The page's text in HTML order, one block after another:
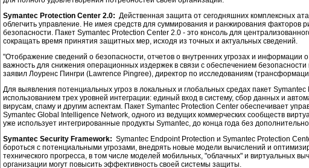
Symantec Protection Center 2.0: Действенная защита от сегодняшних комплексных
облегчить управление. Не имея средств для суммирования и ранжирования факторов
безопасности. Пакет Symantec Protection Center 2.0 - это консоль для
сокращать время принятия защитных мер, исходя из точных и актуальных сведений.
"Отображение сведений о безопасности, отчетов о внутренних угрозах и
важность для снижения операционных издержек в связи с обеспечением
заявил Лоуренс Пингри (Lawrence Pingree), директор по исследованиям
Для выявления потенциальных угроз в локальных и глобальных средах пакет
использованием трех уровней интеграции: единый вход в систему, сбор данных и
вирусам, спаму и другим аспектам. Пакет Symantec Protection Center обеспечивает
Symantec Global Intelligence Network, одного из ведущих коммерческих сообществ
уже использует интегрированные продукты Symantec, до конца года без
Symantec Security Framework: Symantec Endpoint Protection и Symantec Protection
бороться с потенциальными угрозами, внедрять новые модели вычислений и
технического прогресса, в том числе моделей мобильных, "облачных" и виртуальных
организации могут повысить эффективность своей системы защиты.